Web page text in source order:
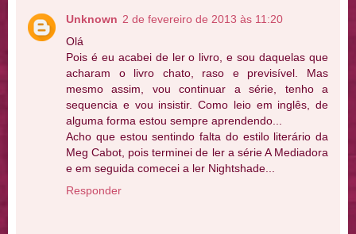
Unknown 2 de fevereiro de 2013 às 11:20
Olá
Pois é eu acabei de ler o livro, e sou daquelas que
acharam o livro chato, raso e previsível. Mas
mesmo assim, vou continuar a série, tenho a
sequencia e vou insistir. Como leio em inglês, de
alguma forma estou sempre aprendendo...
Acho que estou sentindo falta do estilo literário da
Meg Cabot, pois terminei de ler a série A Mediadora
e em seguida comecei a ler Nightshade...
Responder